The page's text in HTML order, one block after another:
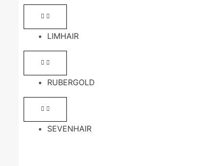
LIMHAIR
RUBERGOLD
SEVENHAIR